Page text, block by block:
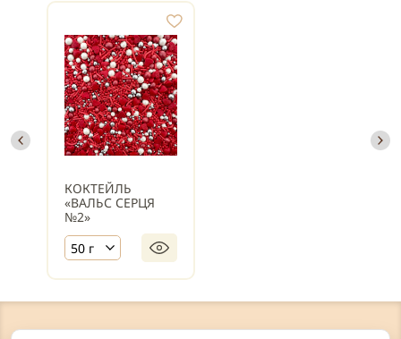
КОКТЕЙЛЬ
«ВАЛЬС СЕРЦЯ
№2»
50 г